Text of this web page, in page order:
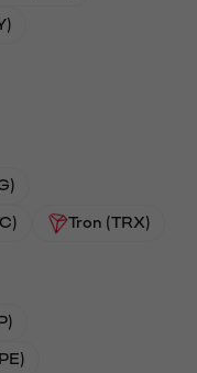
Tron (TRX)